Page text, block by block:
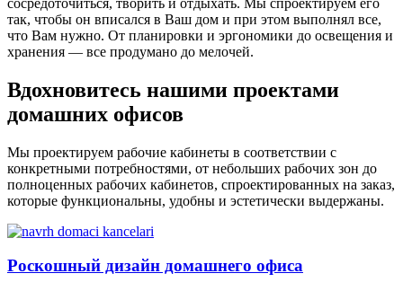
так, чтобы он вписался в Ваш дом и при этом выполнял все,
что Вам нужно. От планировки и эргономики до освещения и
хранения — все продумано до мелочей.
Вдохновитесь нашими проектами
домашних офисов
Мы проектируем рабочие кабинеты в соответствии с
конкретными потребностями, от небольших рабочих зон до
полноценных рабочих кабинетов, спроектированных на заказ,
которые функциональны, удобны и эстетически выдержаны.
Роскошный дизайн домашнего офиса